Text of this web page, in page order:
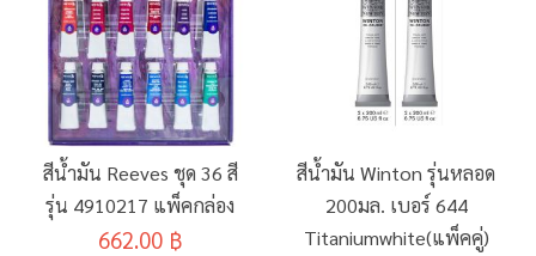
สีน้ำมัน Reeves ชุด 36 สี
รุ่น 4910217 แพ็คกล่อง
662.00 ฿
สีน้ำมัน Winton รุ่นหลอด
200มล. เบอร์ 644
Titaniumwhite(แพ็คคู่)